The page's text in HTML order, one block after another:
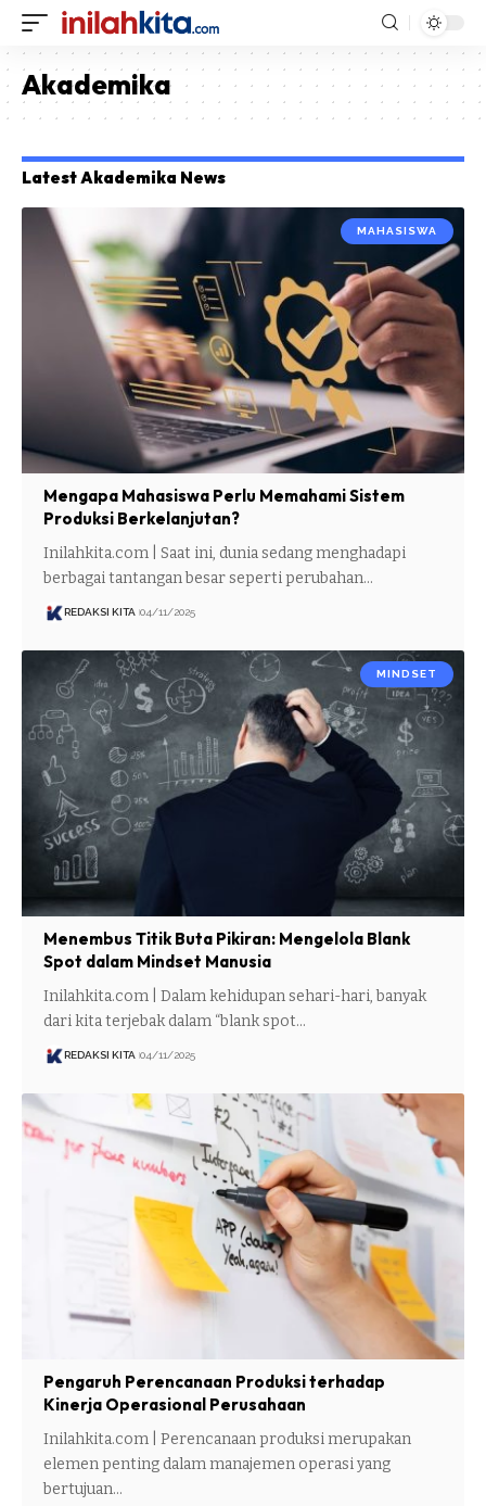
Akademika
Latest Akademika News
MAHASISWA
Mengapa Mahasiswa Perlu Memahami Sistem
Produksi Berkelanjutan?
Inilahkita.com | Saat ini, dunia sedang menghadapi
berbagai tantangan besar seperti perubahan…
REDAKSI KITA 04/11/2025
MINDSET
Menembus Titik Buta Pikiran: Mengelola Blank
Spot dalam Mindset Manusia
Inilahkita.com | Dalam kehidupan sehari-hari, banyak
dari kita terjebak dalam “blank spot…
REDAKSI KITA 04/11/2025
Pengaruh Perencanaan Produksi terhadap
Kinerja Operasional Perusahaan
Inilahkita.com | Perencanaan produksi merupakan
elemen penting dalam manajemen operasi yang
bertujuan…